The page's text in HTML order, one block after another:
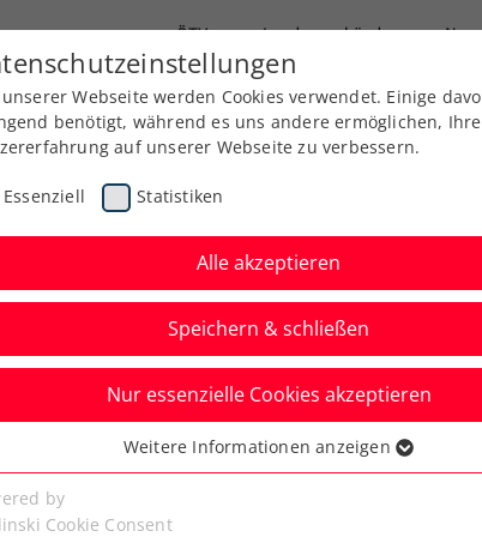
ÖTV Landesverbände
Ausbildung Services Über uns
Open: Ofner
im Österreicher-
Webseite werden Cookies verwendet. Einige
benötigt, während es uns andere ermöglichen, Ihre
auf unserer Webseite zu verbessern.
Essenziell Statistiken
Alle akzeptieren
Speichern & schließen
Nur essenzielle Cookies akzeptieren
Cookies werden für grundlegende Funktionen der
benötigt. Dadurch ist gewährleistet, dass die
Weitere Informationen anzeigen
by
Cookie Consent